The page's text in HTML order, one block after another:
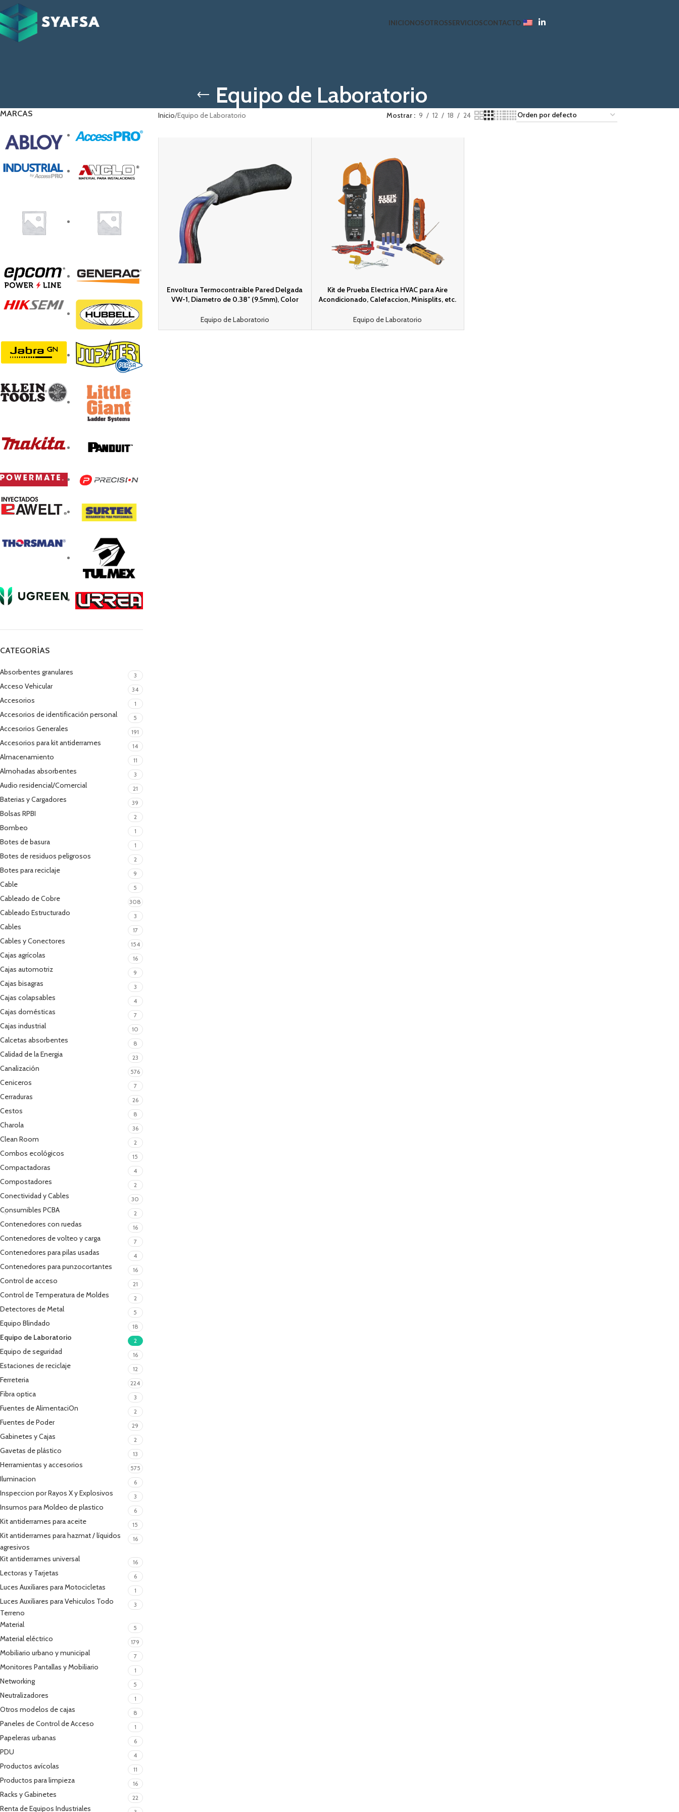
INICIONOSOTROSSERVICIOSCONTACTO
Equipo de Laboratorio
MARCAS
CATEGORÍAS
Absorbentes granulares 3
Acceso Vehicular 34
Accesorios 1
Accesorios de identificación personal 5
Accesorios Generales 191
Accesorios para kit antiderrames 14
Almacenamiento 11
Almohadas absorbentes 3
Audio residencial/Comercial 21
Baterias y Cargadores 39
Bolsas RPBI 2
Bombeo 1
Botes de basura 1
Botes de residuos peligrosos 2
Botes para reciclaje 9
Cable 5
Cableado de Cobre 308
Cableado Estructurado 3
Cables 17
Cables y Conectores 154
Cajas agrícolas 16
Cajas automotriz 9
Cajas bisagras 3
Cajas colapsables 4
Cajas domésticas 7
Cajas industrial 10
Calcetas absorbentes 8
Calidad de la Energia 23
Canalización 576
Ceniceros 7
Cerraduras 26
Cestos 8
Charola 36
Clean Room 2
Combos ecológicos 15
Compactadoras 4
Compostadores 2
Conectividad y Cables 30
Consumibles PCBA 2
Contenedores con ruedas 16
Contenedores de volteo y carga 7
Contenedores para pilas usadas 4
Contenedores para punzocortantes 16
Control de acceso 21
Control de Temperatura de Moldes 2
Detectores de Metal 5
Equipo Blindado 18
Equipo de Laboratorio 2
Equipo de seguridad 16
Estaciones de reciclaje 12
Ferreteria 224
Fibra optica 3
Fuentes de AlimentaciOn 2
Fuentes de Poder 29
Gabinetes y Cajas 2
Gavetas de plástico 13
Herramientas y accesorios 575
Iluminacion 6
Inspeccion por Rayos X y Explosivos 3
Insumos para Moldeo de plastico 6
Kit antiderrames para aceite 15
Kit antiderrames para hazmat / líquidos
agresivos
16
Kit antiderrames universal 16
Lectoras y Tarjetas 6
Luces Auxiliares para Motocicletas 1
Luces Auxiliares para Vehiculos Todo
Terreno
3
Material 5
Material eléctrico 179
Mobiliario urbano y municipal 7
Monitores Pantallas y Mobiliario 1
Networking 5
Neutralizadores 1
Otros modelos de cajas 8
Paneles de Control de Acceso 1
Papeleras urbanas 6
PDU 4
Productos avícolas 11
Productos para limpieza 16
Racks y Gabinetes 22
Renta de Equipos Industriales
Inicio Equipo de Laboratorio Mostrar 9 12 18 24
Envoltura Termocontrai­ble Pared Delgada
VW-1, Diametro de 0.38″ (9.5mm), Color
Piezas.
Equipo de Laboratorio
Kit de Prueba Electrica HVAC para Aire
Acondicionado, Calefaccion, Minisplits, etc.
Frecuencia, Capacitancia, Diodos,
Temperatura, Ciclo, Micro Amperios CC.
Equipo de Laboratorio